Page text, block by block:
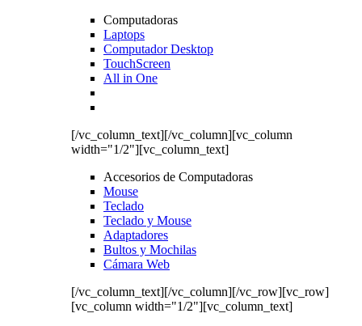
Computadoras
Laptops
Computador Desktop
TouchScreen
All in One
[/vc_column_text][/vc_column][vc_column
width="1/2"][vc_column_text]
Accesorios de Computadoras
Mouse
Teclado
Teclado y Mouse
Adaptadores
Bultos y Mochilas
Cámara Web
[/vc_column_text][/vc_column][/vc_row][vc_row]
[vc_column width="1/2"][vc_column_text]